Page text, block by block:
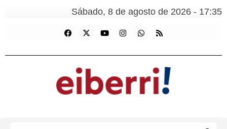
Sábado, 8 de agosto de 2026 - 17:35